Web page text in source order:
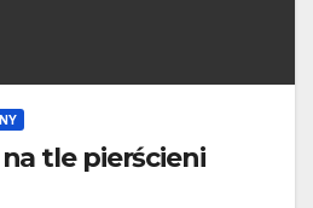
tle pierścieni